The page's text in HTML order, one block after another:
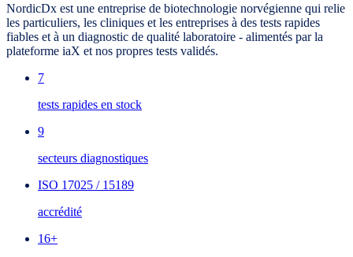
NordicDx est une entreprise de biotechnologie norvégienne qui relie
les particuliers, les cliniques et les entreprises à des tests rapides
fiables et à un diagnostic de qualité laboratoire - alimentés par la
plateforme iaX et nos propres tests validés.
7
tests rapides en stock
9
secteurs diagnostiques
ISO 17025 / 15189
accrédité
16+